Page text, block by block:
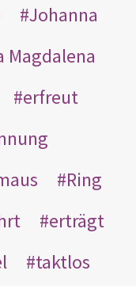
Johanna
Magdalena
erfreut
Ring
erträgt
taktlos